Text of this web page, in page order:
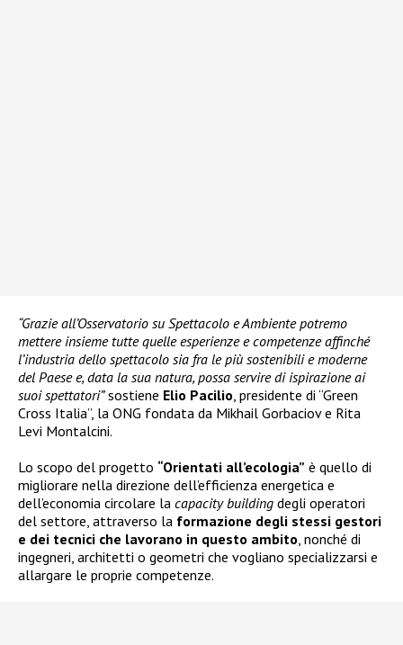
“Grazie all’Osservatorio su Spettacolo e Ambiente potremo
mettere insieme tutte quelle esperienze e competenze affinché
l’industria dello spettacolo sia fra le più sostenibili e moderne
del Paese e, data la sua natura, possa servire di ispirazione ai
suoi spettatori”sostiene Elio Pacilio , presidente di “Green
Cross Italia”, la ONG fondata da Mikhail Gorbaciov e Rita
Levi Montalcini.
Lo scopo del progetto “Orientati all’ecologia” è quello di
migliorare nella direzione dell’efficienza energetica e
dell’economia circolare la capacity building degli operatori
del settore, attraverso la formazione degli stessi gestori
e dei tecnici che lavorano in questo ambito , nonché di
ingegneri, architetti o geometri che vogliano specializzarsi e
allargare le proprie competenze.